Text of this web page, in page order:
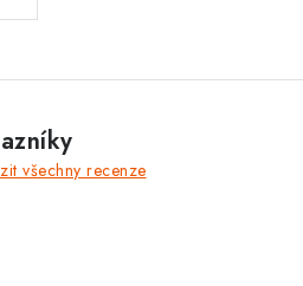
všechny recenze